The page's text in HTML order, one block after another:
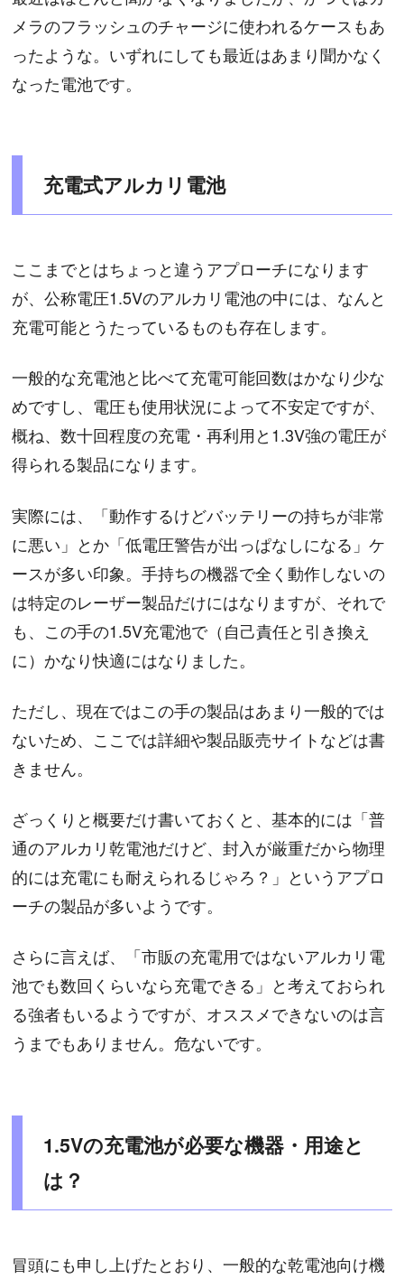
メラのフラッシュのチャージに使われるケースもあ
ったような。いずれにしても最近はあまり聞かなく
なった電池です。
充電式アルカリ電池
ここまでとはちょっと違うアプローチになります
が、公称電圧1.5Vのアルカリ電池の中には、なんと
充電可能とうたっているものも存在します。
一般的な充電池と比べて充電可能回数はかなり少な
めですし、電圧も使用状況によって不安定ですが、
概ね、数十回程度の充電・再利用と1.3V強の電圧が
得られる製品になります。
実際には、「動作するけどバッテリーの持ちが非常
に悪い」とか「低電圧警告が出っぱなしになる」ケ
ースが多い印象。手持ちの機器で全く動作しないの
は特定のレーザー製品だけにはなりますが、それで
も、この手の1.5V充電池で（自己責任と引き換え
に）かなり快適にはなりました。
ただし、現在ではこの手の製品はあまり一般的では
ないため、ここでは詳細や製品販売サイトなどは書
きません。
ざっくりと概要だけ書いておくと、基本的には「普
通のアルカリ乾電池だけど、封入が厳重だから物理
的には充電にも耐えられるじゃろ？」というアプロ
ーチの製品が多いようです。
さらに言えば、「市販の充電用ではないアルカリ電
池でも数回くらいなら充電できる」と考えておられ
る強者もいるようですが、オススメできないのは言
うまでもありません。危ないです。
1.5Vの充電池が必要な機器・用途と
は？
冒頭にも申し上げたとおり、一般的な乾電池向け機